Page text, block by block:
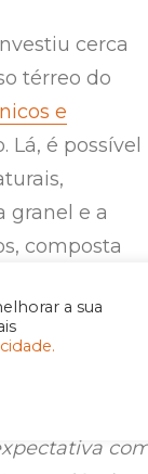
a sua
cerca
térreo do
e
é possível
granel e a
composta
do
muito boa. As
e o mix